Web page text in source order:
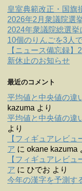
皇室典範改正・国
2026年2月衆議院選
2024年衆議院総選
10個のりんごを3人
【ニュース備忘録
新休止のお知らせ
最近のコメント
平均値と中央値の違
kazuma より
平均値と中央値の違
より
【フィギュアレビ
ア に okane kazuma
【フィギュアレビ
ア に ひでお より
今年の漢字を予測す